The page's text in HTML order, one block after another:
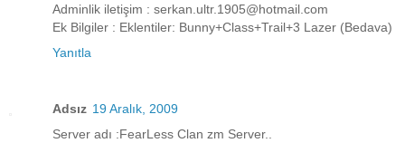
Adminlik iletişim : serkan.ultr.1905@hotmail.com
Ek Bilgiler : Eklentiler: Bunny+Class+Trail+3 Lazer (Bedava)
Yanıtla
Adsız 19 Aralık, 2009
Server adı :FearLess Clan zm Server..